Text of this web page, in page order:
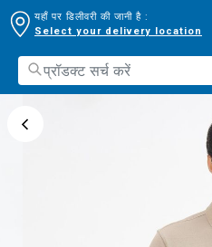
यहाँ पर डिलीवरी की जानी है :
Select your delivery location